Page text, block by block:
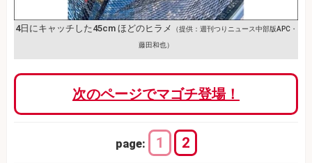
4日にキャッチした45cm ほどのヒラメ （提供：週刊つりニュース中部版APC・
藤田和也）
次のページでマゴチ登場！
page: 1 2